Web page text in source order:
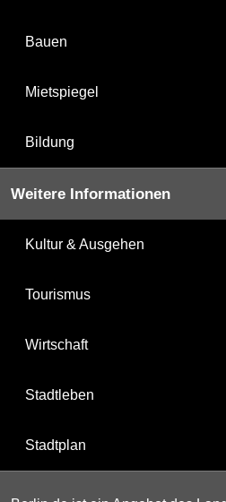
Bauen
Mietspiegel
Bildung
Weitere Informationen
Kultur & Ausgehen
Tourismus
Wirtschaft
Stadtleben
Stadtplan